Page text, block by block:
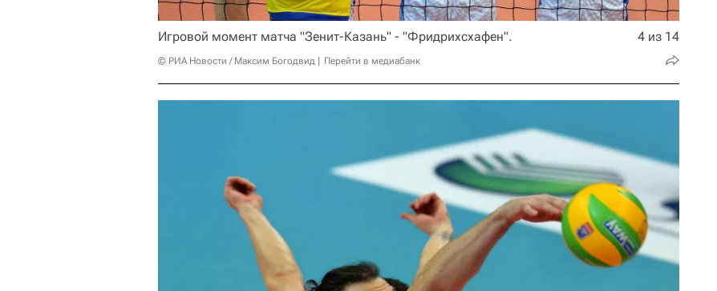
Игровой момент матча "Зенит-Казань" - "Фридрихсхафен".
© РИА Новости / Максим Богодвид Перейти в медиабанк
4 из 14